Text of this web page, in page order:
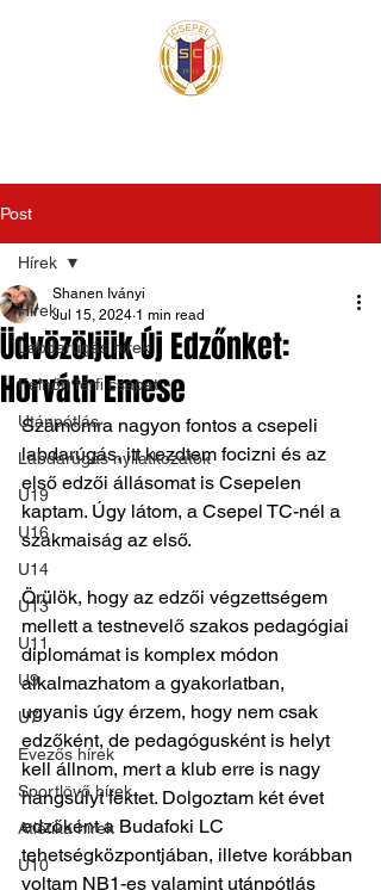
Post
Hírek
Labdarúgás hírek
Felnőtt férfi csapat
Utánpótlás
Labdarúgás nyilatkozatok
U19
U16
U14
U13
U11
U9
U7
Evezős hírek
Sportlövő hírek
Atlétika hírek
U10
Hírek
Üdvözöljük Új Edzőnket:
Horváth Emese
Shanen Iványi
Jul 15, 2024 1 min read
Számomra nagyon fontos a csepeli
labdarúgás, itt kezdtem focizni és az
első edzői állásomat is Csepelen
kaptam. Úgy látom, a Csepel TC-nél a
szakmaiság az első.
Örülök, hogy az edzői végzettségem
mellett a testnevelő szakos pedagógiai
diplomámat is komplex módon
alkalmazhatom a gyakorlatban,
ugyanis úgy érzem, hogy nem csak
edzőként, de pedagógusként is helyt
kell állnom, mert a klub erre is nagy
hangsúlyt fektet. Dolgoztam két évet
edzőként a Budafoki LC
tehetségközpontjában, illetve korábban
voltam NB1-es valamint utánpótlás